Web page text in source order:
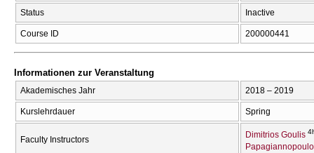
Status Inactive
Course ID 200000441
Informationen zur Veranstaltung
Akademisches Jahr 2018 – 2019
Kurslehrdauer Spring
Faculty Instructors Dimitrios Goulis